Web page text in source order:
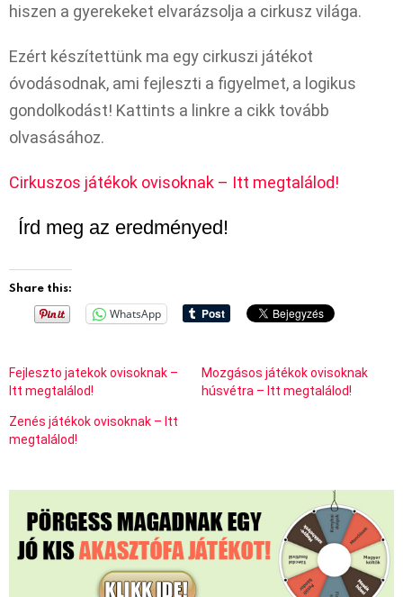
hiszen a gyerekeket elvarázsolja a cirkusz világa.
Ezért készítettünk ma egy cirkuszi játékot
óvodásodnak, ami fejleszti a figyelmet, a logikus
gondolkodást! Kattints a linkre a cikk tovább
olvasásához.
Cirkuszos játékok ovisoknak – Itt megtalálod!
Írd meg az eredményed!
Share this:
WhatsApp
Fejleszto jatekok ovisoknak –
Itt megtalálod!
Mozgásos játékok ovisoknak
húsvétra – Itt megtalálod!
Zenés játékok ovisoknak – Itt
megtalálod!